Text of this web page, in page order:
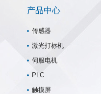
产品中心
传感器
激光打标机
伺服电机
PLC
触摸屏